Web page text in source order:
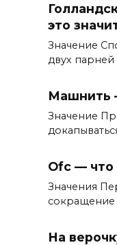
это
Значение
двух
Машнить
Значение
Ofc — что
Значения
сокращение
На